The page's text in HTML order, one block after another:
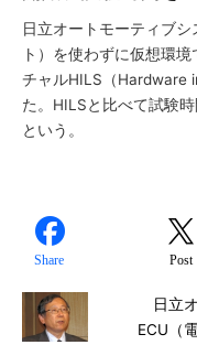
日立オートモーティブ
ト）を使わずに仮想環
チャルHILS（Hardware
た。HILSと比べて試験
という。
Share Post
日立
ECU（